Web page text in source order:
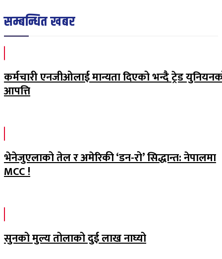
सम्बन्धित खबर
कर्मचारी एनजीओलाई मान्यता दिएको भन्दै ट्रेड
आपत्ति
भेनेजुएलाको तेल र अमेरिकी ‘डन-रो’ सिद्धान्त: नेपालमा
MCC !
सुनको मुल्य तोलाको दुई लाख नाघ्यो